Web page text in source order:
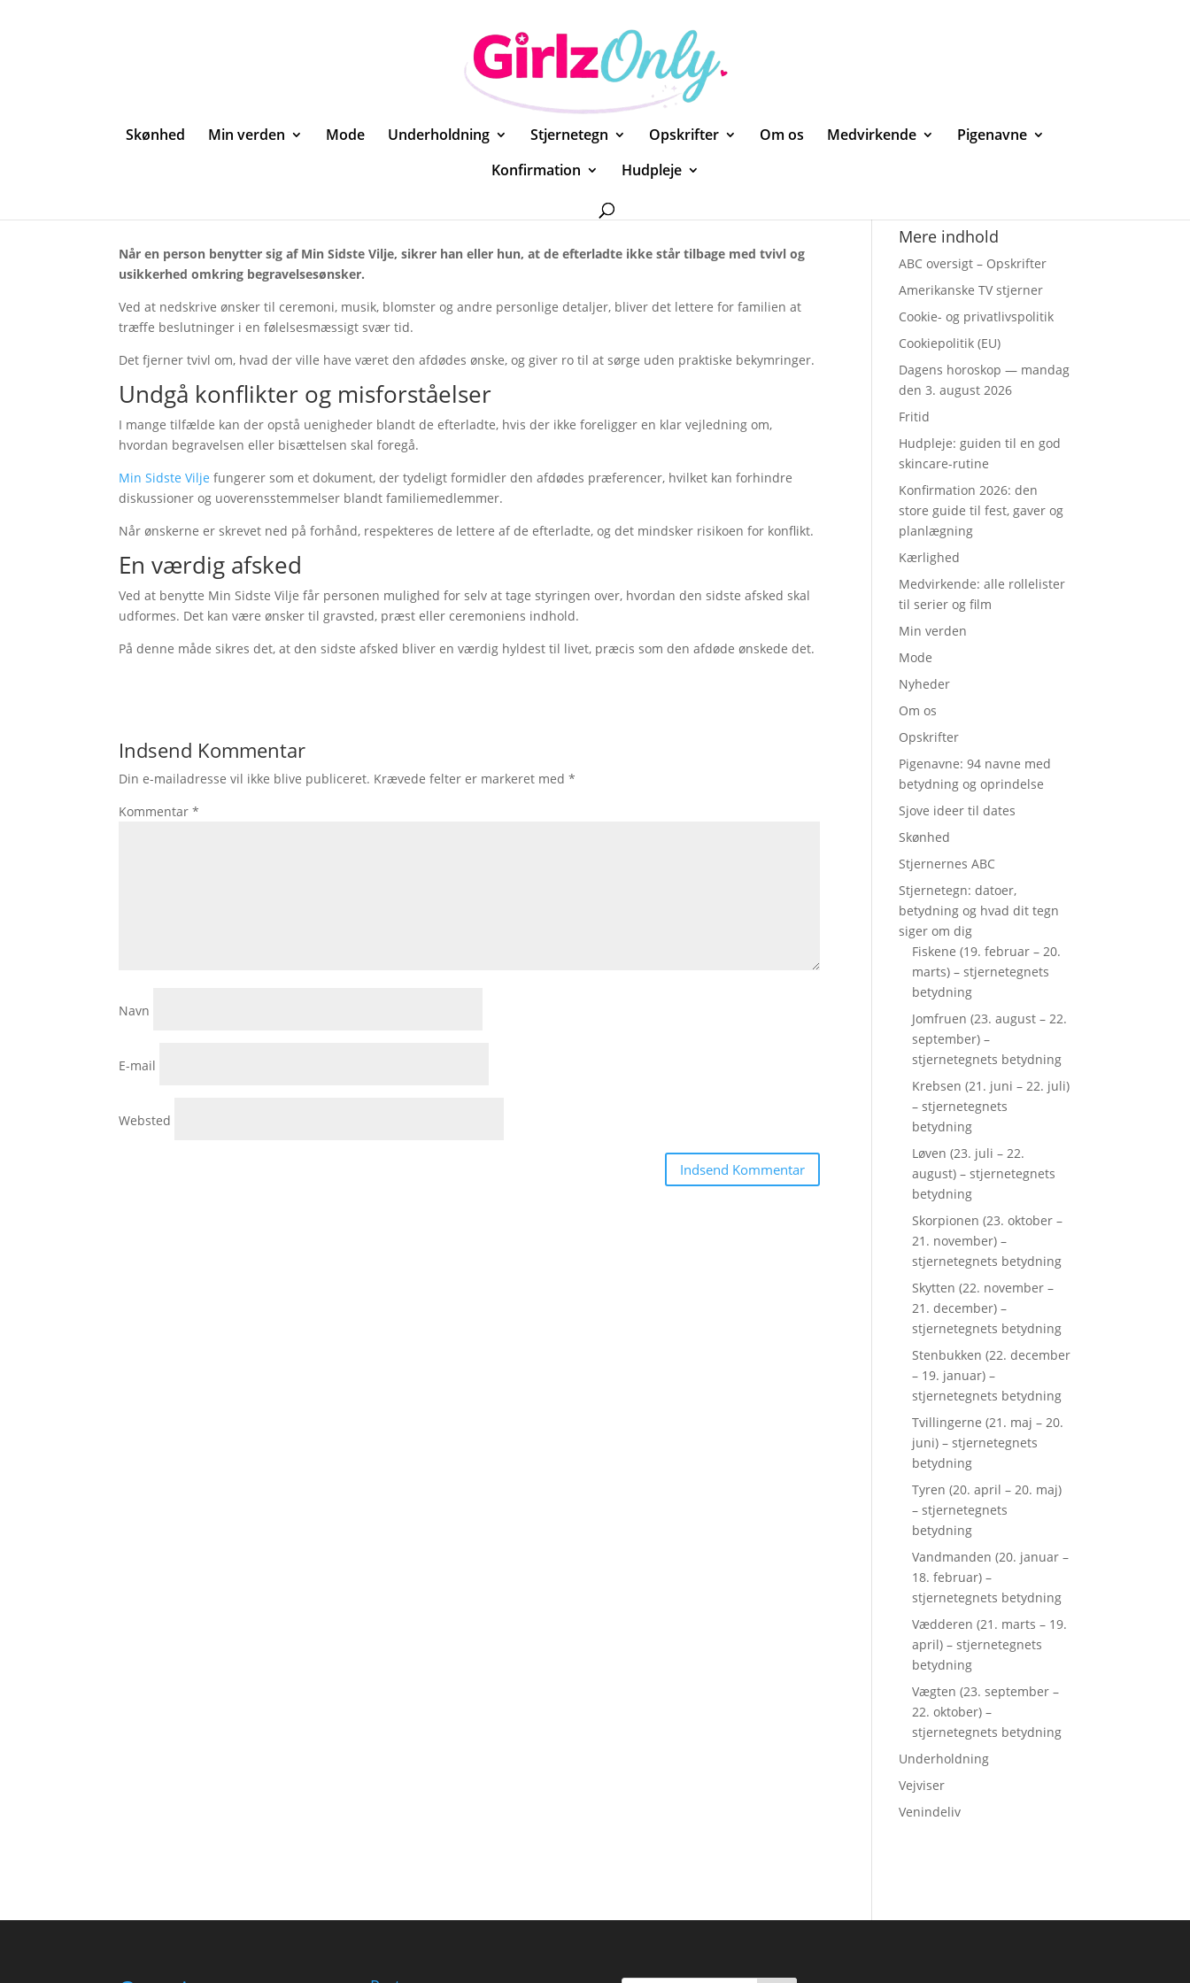
Skønhed Min verden Mode Underholdning Stjernetegn Opskrifter Om os Medvirkende
Pigenavne
Konfirmation
Hudpleje
Min Sidste Vilje – Tryghed for de efterladte
Når en person benytter sig af Min Sidste Vilje, sikrer han eller hun, at de efterladte ikke står tilbage med tvivl og
usikkerhed omkring begravelsesønsker.
Ved at nedskrive ønsker til ceremoni, musik, blomster og andre personlige detaljer, bliver det lettere for familien at
træffe beslutninger i en følelsesmæssigt svær tid.
Det fjerner tvivl om, hvad der ville have været den afdødes ønske, og giver ro til at sørge uden praktiske bekymringer.
Undgå konflikter og misforståelser
I mange tilfælde kan der opstå uenigheder blandt de efterladte, hvis der ikke foreligger en klar vejledning om,
hvordan begravelsen eller bisættelsen skal foregå.
Min Sidste Vilje fungerer som et dokument, der tydeligt formidler den afdødes præferencer, hvilket kan forhindre
diskussioner og uoverensstemmelser blandt familiemedlemmer.
Når ønskerne er skrevet ned på forhånd, respekteres de lettere af de efterladte, og det mindsker risikoen for konflikt.
En værdig afsked
Ved at benytte Min Sidste Vilje får personen mulighed for selv at tage styringen over, hvordan den sidste afsked skal
udformes. Det kan være ønsker til gravsted, præst eller ceremoniens indhold.
På denne måde sikres det, at den sidste afsked bliver en værdig hyldest til livet, præcis som den afdøde ønskede det.
Indsend Kommentar
Din e-mailadresse vil ikke blive publiceret. Krævede felter er markeret med*
Kommentar*
Navn
E-mail
Websted
Mere indhold
ABC oversigt – Opskrifter
Amerikanske TV stjerner
Cookie- og privatlivspolitik
Cookiepolitik (EU)
Dagens horoskop — mandag
den 3. august 2026
Fritid
Hudpleje: guiden til en god
skincare-rutine
Konfirmation 2026: den
store guide til fest, gaver og
planlægning
Kærlighed
Medvirkende: alle rollelister
til serier og film
Min verden
Mode
Nyheder
Om os
Opskrifter
Pigenavne: 94 navne med
betydning og oprindelse
Sjove ideer til dates
Skønhed
Stjernernes ABC
Stjernetegn: datoer,
betydning og hvad dit tegn
siger om dig
Fiskene (19. februar – 20.
marts) – stjernetegnets
betydning
Jomfruen (23. august – 22.
september) –
stjernetegnets betydning
Krebsen (21. juni – 22. juli)
– stjernetegnets
betydning
Løven (23. juli – 22.
august) – stjernetegnets
betydning
Skorpionen (23. oktober –
21. november) –
stjernetegnets betydning
Skytten (22. november –
21. december) –
stjernetegnets betydning
Stenbukken (22. december
– 19. januar) –
stjernetegnets betydning
Tvillingerne (21. maj – 20.
juni) – stjernetegnets
betydning
Tyren (20. april – 20. maj)
– stjernetegnets
betydning
Vandmanden (20. januar –
18. februar) –
stjernetegnets betydning
Vædderen (21. marts – 19.
april) – stjernetegnets
betydning
Vægten (23. september –
22. oktober) –
stjernetegnets betydning
Underholdning
Vejviser
Venindeliv